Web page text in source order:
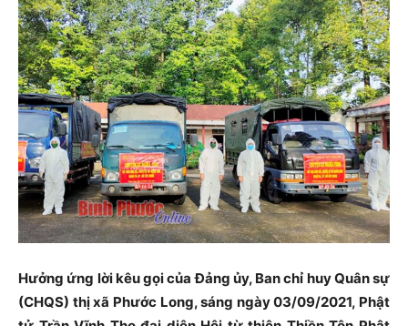
Hưởng ứng lời kêu gọi của Đảng ủy, Ban chỉ huy Quân sự
(CHQS) thị xã Phước Long, sáng ngày 03/09/2021, Phật